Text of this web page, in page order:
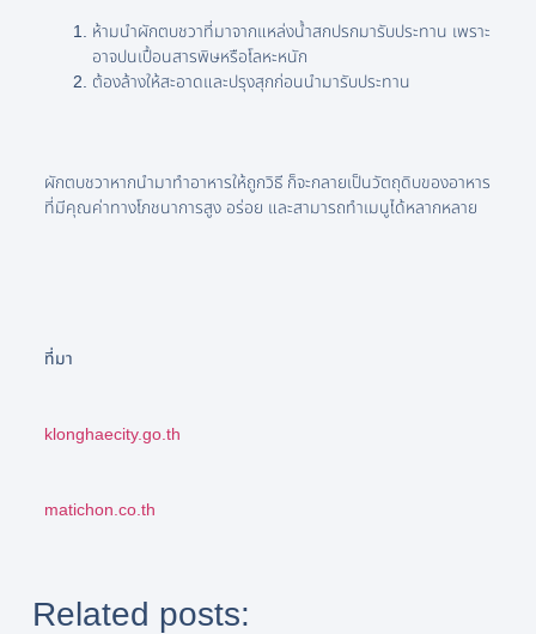
ห้ามนำผักตบชวาที่มาจากแหล่งน้ำสกปรกมารับประทาน เพราะ
อาจปนเปื้อนสารพิษหรือโลหะหนัก
ต้องล้างให้สะอาดและปรุงสุกก่อนนำมารับประทาน
ผักตบชวาหากนำมาทำอาหารให้ถูกวิธี ก็จะกลายเป็นวัตถุดิบของอาหาร
ที่มีคุณค่าทางโภชนาการสูง อร่อย และสามารถทำเมนูได้หลากหลาย
ที่มา
klonghaecity.go.th
matichon.co.th
Related posts: